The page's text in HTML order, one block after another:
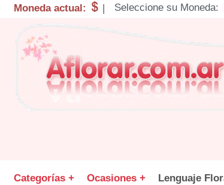
Moneda actual: | Seleccione su Moneda:
Categorías + Ocasiones + Lenguaje